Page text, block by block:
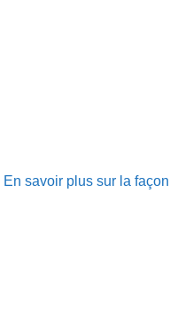
En savoir plus sur la